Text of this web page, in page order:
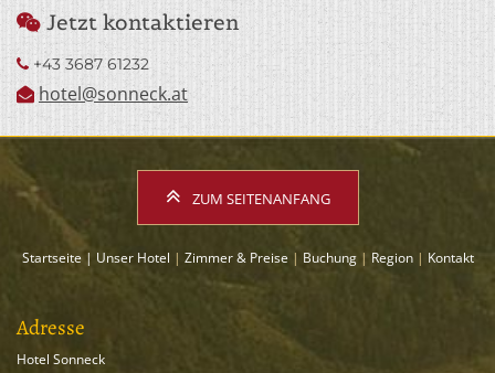
 Jetzt kontaktieren
 +43 3687 61232
 hotel@sonneck.at
ZUM SEITENANFANG
Startseite| Unser Hotel | Zimmer & Preise | Buchung | Region | Kontakt
Adresse
Hotel Sonneck